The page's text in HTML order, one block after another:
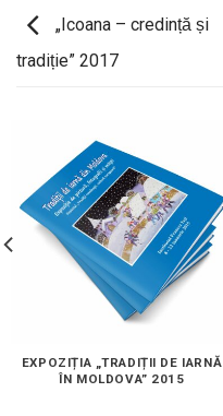
„Icoana – credință și
tradiție” 2017
EXPOZIȚIA „TRADIȚII DE IARNĂ
ÎN MOLDOVA” 2015